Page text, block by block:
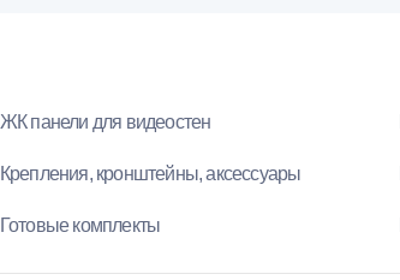
ЖК панели для видеостен
Крепления, кронштейны, аксессуары
Готовые комплекты